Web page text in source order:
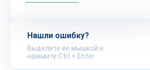
Нашли ошибку?
Выделите ее мышкой и
нажмите Ctrl + Enter